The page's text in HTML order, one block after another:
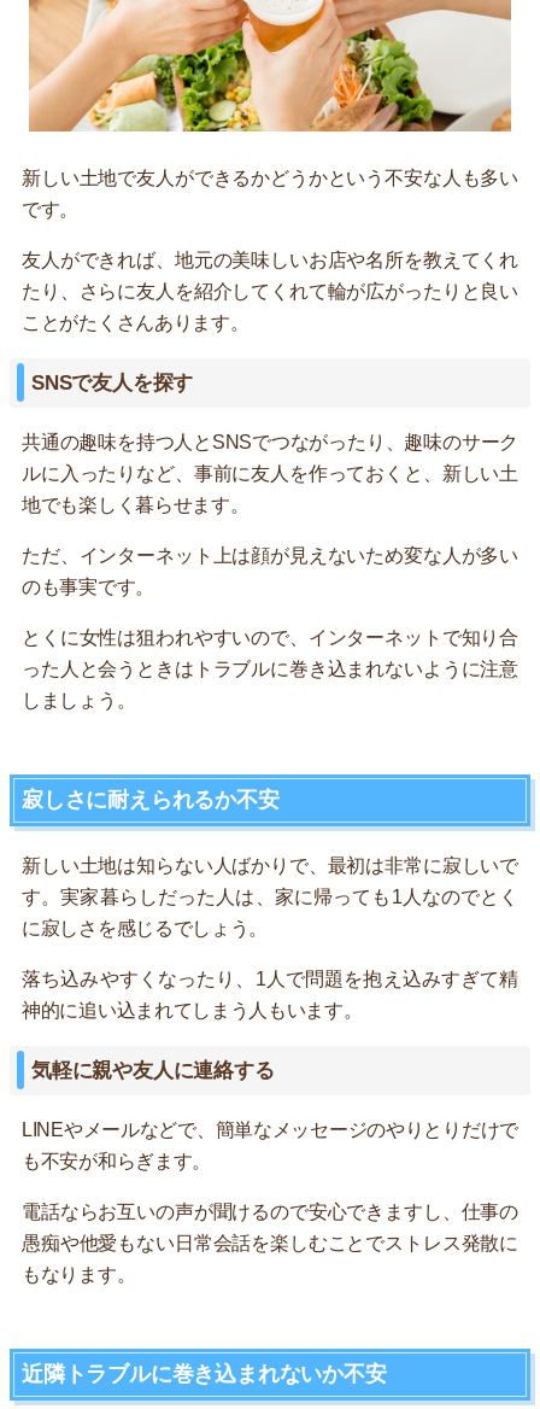
新しい土地で友人ができるかどうかという不安な人も多い
です。
友人ができれば、地元の美味しいお店や名所を教えてくれ
たり、さらに友人を紹介してくれて輪が広がったりと良い
ことがたくさんあります。
SNSで友人を探す
共通の趣味を持つ人とSNSでつながったり、趣味のサーク
ルに入ったりなど、事前に友人を作っておくと、新しい土
地でも楽しく暮らせます。
ただ、インターネット上は顔が見えないため変な人が多い
のも事実です。
とくに女性は狙われやすいので、インターネットで知り合
った人と会うときはトラブルに巻き込まれないように注意
しましょう。
寂しさに耐えられるか不安
新しい土地は知らない人ばかりで、最初は非常に寂しいで
す。実家暮らしだった人は、家に帰っても1人なのでとく
に寂しさを感じるでしょう。
落ち込みやすくなったり、1人で問題を抱え込みすぎて精
神的に追い込まれてしまう人もいます。
気軽に親や友人に連絡する
LINEやメールなどで、簡単なメッセージのやりとりだけで
も不安が和らぎます。
電話ならお互いの声が聞けるので安心できますし、仕事の
愚痴や他愛もない日常会話を楽しむことでストレス発散に
もなります。
近隣トラブルに巻き込まれないか不安